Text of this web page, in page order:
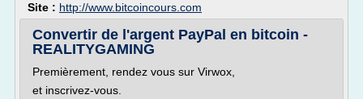
Site : http://www.bitcoincours.com
Convertir de l'argent PayPal en bitcoin -
REALITYGAMING
Premièrement, rendez vous sur Virwox,
et inscrivez-vous.